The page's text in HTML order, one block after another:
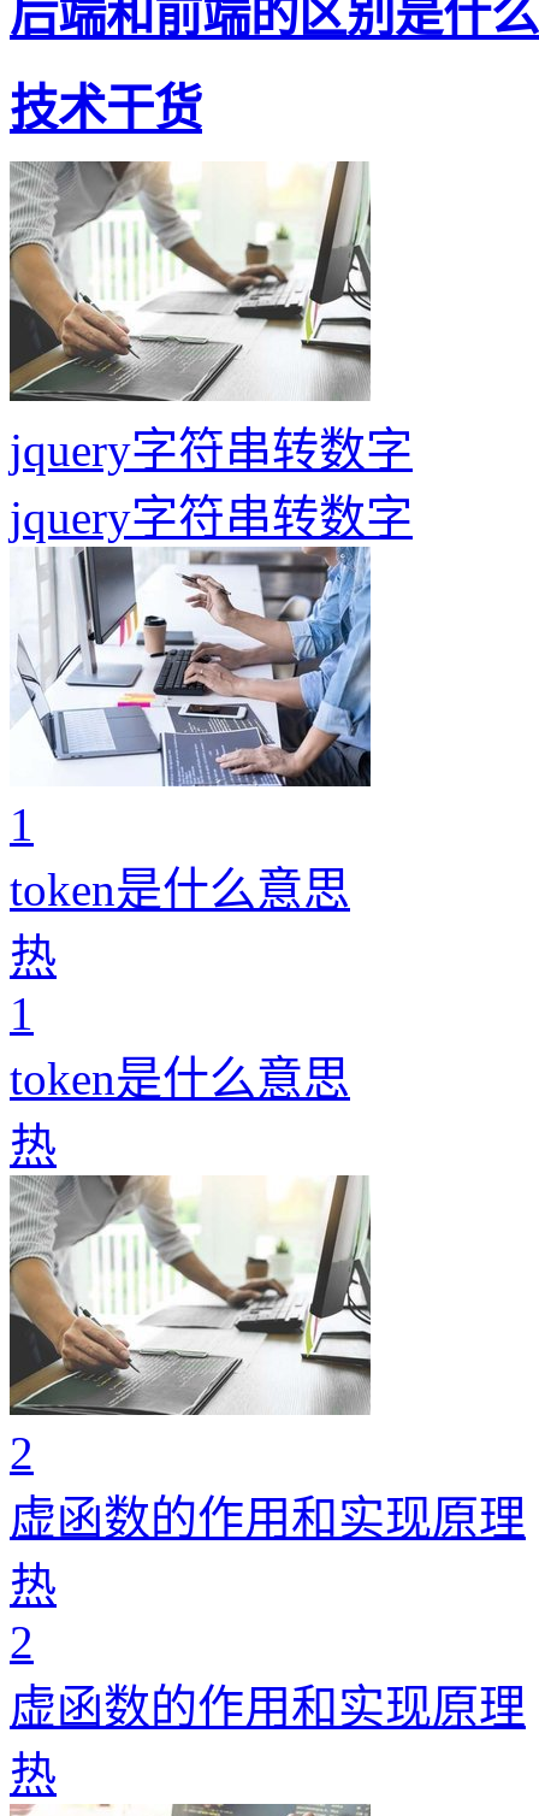
后端和前端的区别是什
技术干货
jquery字符串转数字
jquery字符串转数字
1
token是什么意思
热
1
token是什么意思
热
2
虚函数的作用和实现原理
热
2
虚函数的作用和实现原理
热